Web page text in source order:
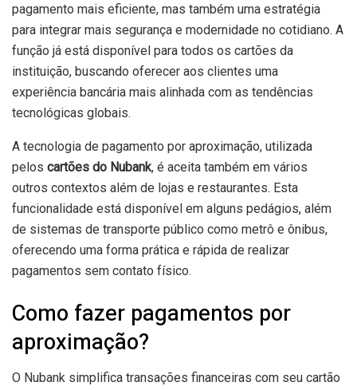
pagamento mais eficiente, mas também uma estratégia
para integrar mais segurança e modernidade no cotidiano. A
função já está disponível para todos os cartões da
instituição, buscando oferecer aos clientes uma
experiência bancária mais alinhada com as tendências
tecnológicas globais.
A tecnologia de pagamento por aproximação, utilizada
pelos cartões do Nubank, é aceita também em vários
outros contextos além de lojas e restaurantes. Esta
funcionalidade está disponível em alguns pedágios, além
de sistemas de transporte público como metrô e ônibus,
oferecendo uma forma prática e rápida de realizar
pagamentos sem contato físico.
Como fazer pagamentos por
aproximação?
O Nubank simplifica transações financeiras com seu cartão